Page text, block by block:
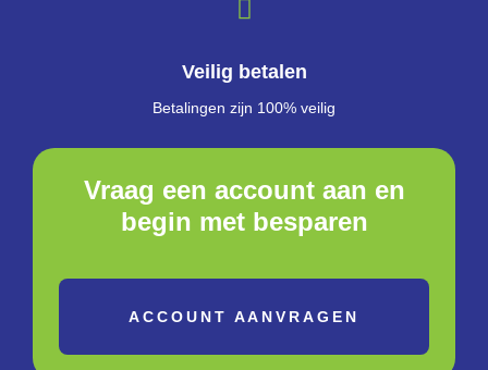
Veilig betalen
Betalingen zijn 100% veilig
Vraag een account aan en
begin met besparen
ACCOUNT AANVRAGEN